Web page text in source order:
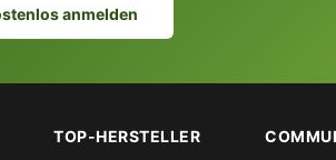
anmelden
TOP-HERSTELLER